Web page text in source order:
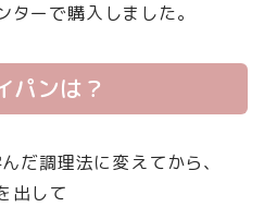
ーで購入しました。
パンは？
だ調理法に変えてから、
出して